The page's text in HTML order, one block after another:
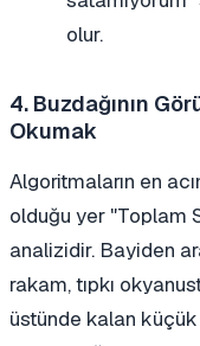
olur.
4. Buzdağının
Okumak
Algoritmaların en
olduğu yer "Toplam
analizidir. Bayiden
rakam, tıpkı
üstünde kalan küçük